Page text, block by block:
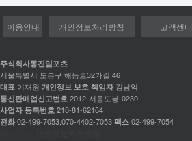
이용안내 개인정보처리방침 고객센터
주식회사동진임포츠
서울특별시 도봉구 해등로32가길 46
대표 이재원 개인정보 보호 책임자 김남억
통신판매업신고번호 2012-서울도봉-0230
사업자 등록번호 210-81-62164
전화 02-499-7053,070-4402-7053 팩스 02-499-7054